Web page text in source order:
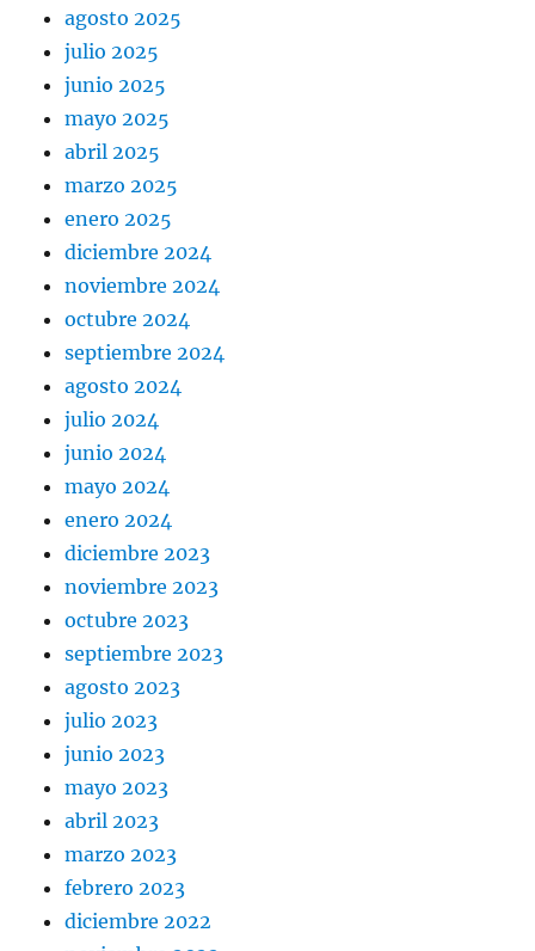
agosto 2025
julio 2025
junio 2025
mayo 2025
abril 2025
marzo 2025
enero 2025
diciembre 2024
noviembre 2024
octubre 2024
septiembre 2024
agosto 2024
julio 2024
junio 2024
mayo 2024
enero 2024
diciembre 2023
noviembre 2023
octubre 2023
septiembre 2023
agosto 2023
julio 2023
junio 2023
mayo 2023
abril 2023
marzo 2023
febrero 2023
diciembre 2022